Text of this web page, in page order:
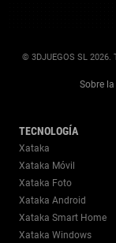
© 3DJUEGOS SL 2026.
Sobre
TECNOLOGÍA
Xataka
Xataka Móvil
Xataka Foto
Xataka Android
Xataka Smart Home
Xataka Windows